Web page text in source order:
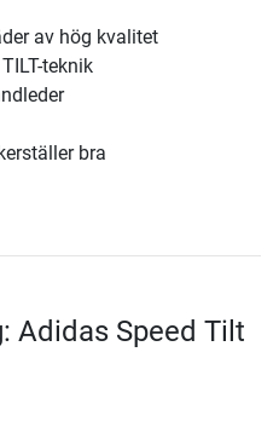
av hög kvalitet
teknik
bra
Adidas Speed Tilt